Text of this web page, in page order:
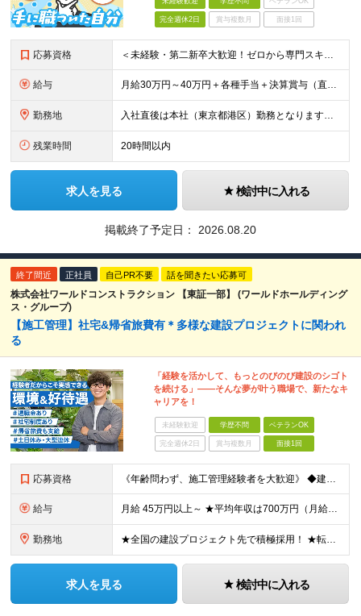
完全週休2日 賞与複数月 面接1回
応募資格 ＜未経験・第二新卒大歓迎！ゼロから専門スキルを身につける＞ ◆学歴不問 ＜下記いずれかに当てはまる方は、ぜひご応募ください！＞ ◆手に職をつけて、将来も安定して働きたい方 ◆コツコツと丁寧な作業を
給与 月給30万円～40万円＋各種手当＋決算賞与（直近数年は連続して支給されています！） ★CADを使用した実務経験をお持ちの方は月給35万円スタートも可能です！ ※経験・能力を考慮の上、優遇いたします
勤務地 入社直後は本社（東京都港区）勤務となります。 その後、新高円寺などの客先へ常駐していただきます。 ■本社／東京都港区高輪2-16-11 ※(変更の範囲)上記を除く当社関連勤務地
残業時間 20時間以内
求人を見る 検討中に入れる
掲載終了予定日： 2026.08.20
終了間近 正社員 自己PR不要 話を聞きたい応募可
株式会社ワールドコンストラクション 【東証一部】 (ワールドホールディング
ス・グループ)
【施工管理】社宅&帰省旅費有＊多様な建設プロジェクトに関われ
る
「経験を活かして、もっとのびのび建設のシゴト
を続ける」――そんな夢が叶う職場で、新たなキ
ャリアを！
未経験歓迎 学歴不問 ベテランOK
完全週休2日 賞与複数月 面接1回
応募資格 《年齢問わず、施工管理経験者を大歓迎》 ◆建設業界で技術系の実務経験があればOK ★経験に応じて、月給50万円以上、平均年収700万円以上も可能です 《応募条件》 ◆建設業界で技術系職種（施工管理や
給与 月給 45万円以上～ ★平均年収は700万円（月給50万円） ◎残業手当は、全額別途支給します。 ◎年齢・経験・能力などを考慮の上、決定します。 ◎試用期間3ヶ月あり。その間の待遇に変動はありません
勤務地 ★全国の建設プロジェクト先で積極採用！ ★転居を伴う転勤なし ★配属先は希望を最大限考慮します ★I・Uターン支援・寮あり ★案件によりマイカー通勤OK ＝拠点一覧＝ ◆本社／東京都港区東新橋2丁目
求人を見る 検討中に入れる